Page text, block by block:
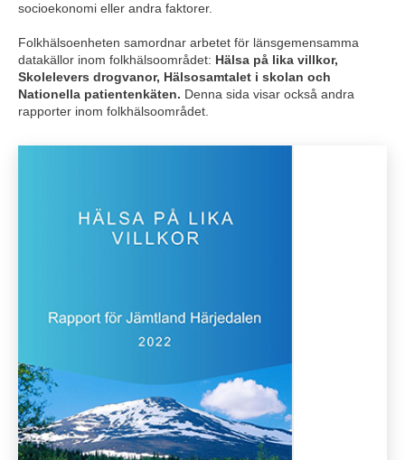
socioekonomi eller andra faktorer.
Folkhälsoenheten samordnar arbetet för länsgemensamma
datakällor inom folkhälsoområdet: Hälsa på lika villkor,
Skolelevers drogvanor, Hälsosamtalet i skolan och
Nationella patientenkäten. Denna sida visar också andra
rapporter inom folkhälsoområdet.